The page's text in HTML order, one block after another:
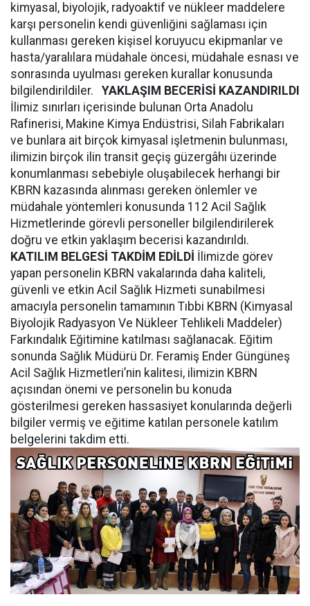
kimyasal, biyolojik, radyoaktif ve nükleer maddelere
karşı personelin kendi güvenliğini sağlaması için
kullanması gereken kişisel koruyucu ekipmanlar ve
hasta/yaralılara müdahale öncesi, müdahale esnası ve
sonrasında uyulması gereken kurallar konusunda
bilgilendirildiler. YAKLAŞIM BECERİSİ KAZANDIRILDI
İlimiz sınırları içerisinde bulunan Orta Anadolu
Rafinerisi, Makine Kimya Endüstrisi, Silah Fabrikaları
ve bunlara ait birçok kimyasal işletmenin bulunması,
ilimizin birçok ilin transit geçiş güzergâhı üzerinde
konumlanması sebebiyle oluşabilecek herhangi bir
KBRN kazasında alınması gereken önlemler ve
müdahale yöntemleri konusunda 112 Acil Sağlık
Hizmetlerinde görevli personeller bilgilendirilerek
doğru ve etkin yaklaşım becerisi kazandırıldı.
KATILIM BELGESİ TAKDİM EDİLDİ İlimizde görev
yapan personelin KBRN vakalarında daha kaliteli,
güvenli ve etkin Acil Sağlık Hizmeti sunabilmesi
amacıyla personelin tamamının Tıbbi KBRN (Kimyasal
Biyolojik Radyasyon Ve Nükleer Tehlikeli Maddeler)
Farkındalık Eğitimine katılması sağlanacak. Eğitim
sonunda Sağlık Müdürü Dr. Feramiş Ender Güngüneş
Acil Sağlık Hizmetleri’nin kalitesi, ilimizin KBRN
açısından önemi ve personelin bu konuda
gösterilmesi gereken hassasiyet konularında değerli
bilgiler vermiş ve eğitime katılan personele katılım
belgelerini takdim etti.